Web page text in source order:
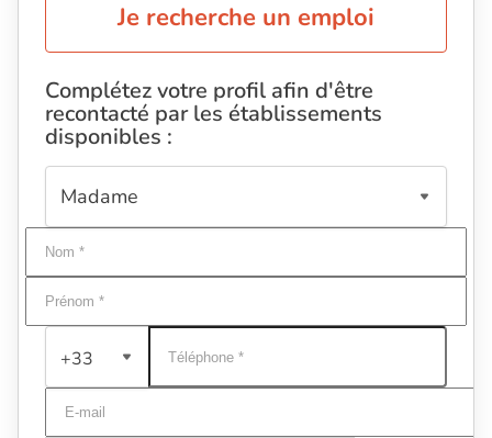
Je recherche un emploi
Complétez votre profil afin d'être
recontacté par les établissements
disponibles :
+33